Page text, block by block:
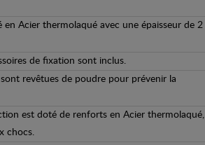
en Acier thermolaqué avec une épaisseur de 2
de fixation sont inclus.
revêtues de poudre pour prévenir la
est doté de renforts en Acier thermolaqué,
chocs.